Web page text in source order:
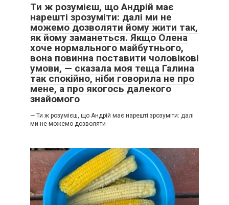
Ти ж розумієш, що Андрій має
нарешті зрозуміти: далі ми не
можемо дозволяти йому жити так,
як йому заманеться. Якщо Олена
хоче нормального майбутнього,
вона повинна поставити чоловікові
умови, — сказала моя теща Галина
так спокійно, ніби говорила не про
мене, а про якогось далекого
знайомого
— Ти ж розумієш, що Андрій має нарешті зрозуміти: далі
ми не можемо дозволяти